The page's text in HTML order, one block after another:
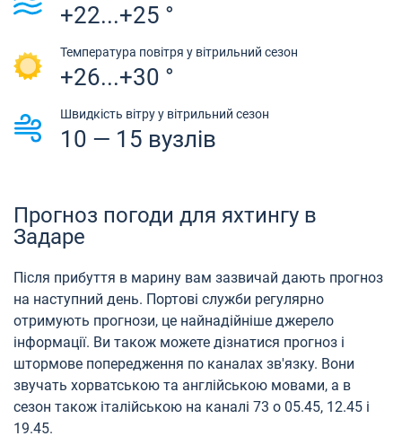
+22...+25 °
Температура повітря у вітрильний сезон
+26...+30 °
Швидкість вітру у вітрильний сезон
10 — 15 вузлів
Прогноз погоди для яхтингу в
Задаре
Після прибуття в марину вам зазвичай дають прогноз
на наступний день. Портові служби регулярно
отримують прогнози, це найнадійніше джерело
інформації. Ви також можете дізнатися прогноз і
штормове попередження по каналах зв'язку. Вони
звучать хорватською та англійською мовами, а в
сезон також італійською на каналі 73 о 05.45, 12.45 і
19.45.